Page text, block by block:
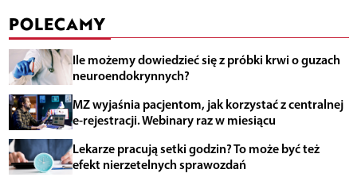
POLECAMY
Ile możemy dowiedzieć się z próbki krwi o guzach
neuroendokrynnych?
MZ wyjaśnia pacjentom, jak korzystać z centralnej
e-rejestracji. Webinary raz w miesiącu
Lekarze pracują setki godzin? To może być też
efekt nierzetelnych sprawozdań